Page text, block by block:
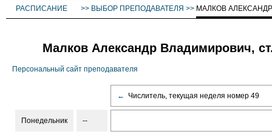
РАСПИСАНИЕ >> ВЫБОР ПРЕПОДАВАТЕЛЯ >> МАЛКОВ
Малков Александр Владимирович,
Персональный сайт преподавателя
← Числитель, текущая неделя номер 49
Понедельник --